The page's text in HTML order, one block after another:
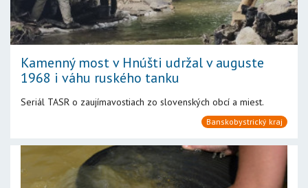
Kamenný most v Hnúšti udržal v auguste
1968 i váhu ruského tanku
Seriál TASR o zaujímavostiach zo slovenských obcí a miest.
Banskobystrický kraj